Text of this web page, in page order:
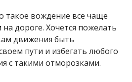
такое вождение все чаще
дороге. Хочется пожелать
движения быть
пути и избегать любого
с такими отморозками.